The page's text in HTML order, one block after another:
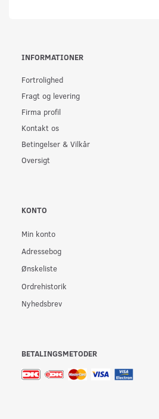
INFORMATIONER
Fortrolighed
Fragt og levering
Firma profil
Kontakt os
Betingelser & Vilkår
Oversigt
KONTO
Min konto
Adressebog
Ønskeliste
Ordrehistorik
Nyhedsbrev
BETALINGSMETODER